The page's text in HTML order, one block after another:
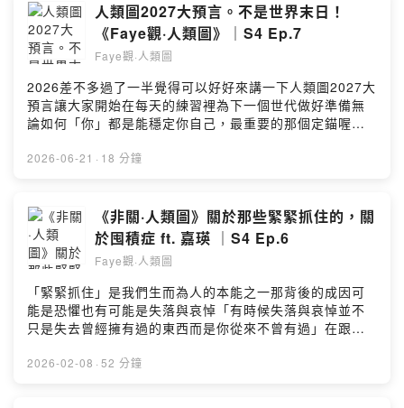
也歡迎小鵝抖內我繼續生產出好節目
https://open.firstory.me/join/fayehumandesign
人類圖2027大預言。不是世界末日！
《Faye觀·人類圖》｜S4 Ep.7
Faye觀·人類圖
2026差不多過了一半覺得可以好好來講一下人類圖2027大
預言讓大家開始在每天的練習裡為下一個世代做好準備無
論如何「你」都是能穩定你自己，最重要的那個定錨喔過
代.如果你好奇大預言的內容歡迎你來聽..聽完有什麼問題
Instagram搜尋: Faye觀人類圖
https://www.instagram.com/faye.humandesign/邀稿或
相關合作歡迎IG私訊...支持節目：
https://fayehumandesign.firstory.io/join.Photo by
Robert Clark on UnsplashPowered by Firstory
Hosting
2026-06-21 · 18 分鐘
《非關·人類圖》關於那些緊緊抓住的，關
於囤積症 ft. 嘉瑛 ｜S4 Ep.6
Faye觀·人類圖
「緊緊抓住」是我們生而為人的本能之一那背後的成因可
能是恐懼也有可能是失落與哀悼「有時候失落與哀悼並不
只是失去曾經擁有過的東西而是你從來不曾有過」在跟嘉
那樣的人，但是我沒有：我以為我可以成就一切，但是我
2026-02-08 · 52 分鐘